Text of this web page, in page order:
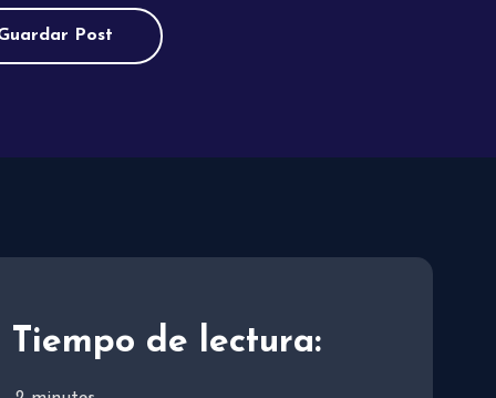
Post
Tiempo de lectura: